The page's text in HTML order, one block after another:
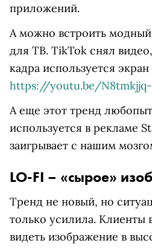
приложений.
А можно встроить
для ТВ. TikTok снял видео,
кадра используется
https://youtu.be/
А еще этот тренд
используется в рекламе
заигрывает с нашим
LO-FI – «сырое»
Тренд не новый, но
только усилила. Клиенты
видеть изображение в